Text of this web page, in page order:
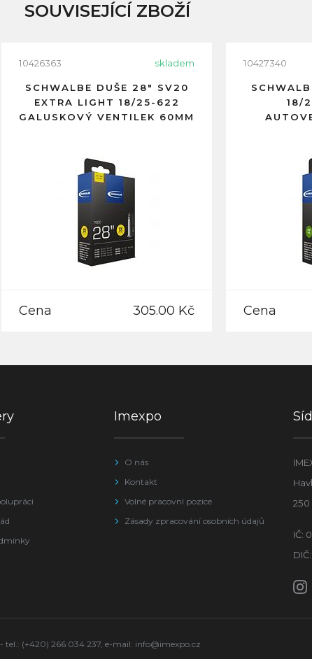
SOUVISEJÍCÍ ZBOŽÍ
10426363 skladem
SCHWALBE DUŠE 28" SV20
EXTRA LIGHT 18/25-622
GALUSKOVÝ VENTILEK 60MM
Cena 305.00 Kč
10427340
18/
Cena
Imexpo
O nás
Kontakt
Volné pracovní pozice
Zásady zpracování osobních údajů
250
IČ:
tel.: (+420) 266 034 237, e-mail: info@imexpo.cz